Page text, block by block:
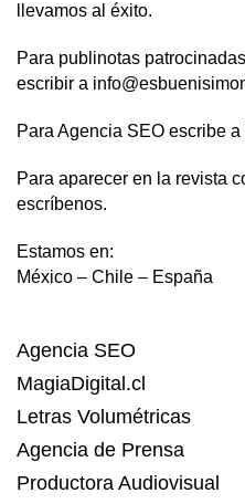
llevamos al éxito.
Para publinotas
escribir a
Para Agencia SEO escribe
Para aparecer en la revista
escríbenos.
Estamos en:
México – Chile – España
Agencia SEO
MagiaDigital.cl
Letras Volumétricas
Agencia de Prensa
Productora Audiovisual